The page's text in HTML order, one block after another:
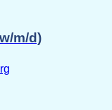
m/d)